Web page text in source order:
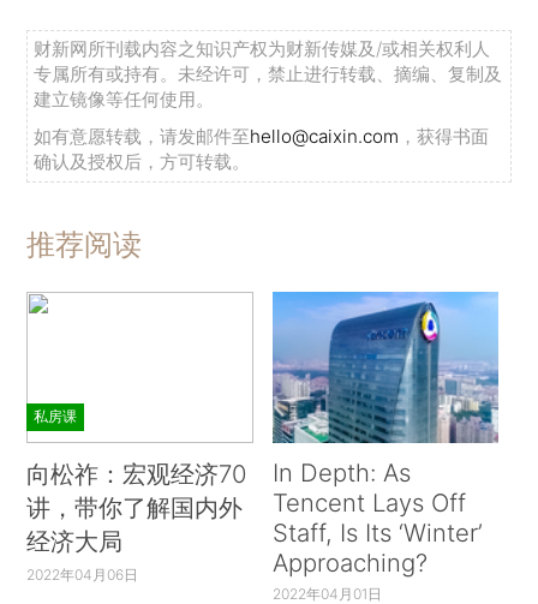
财新网所刊载内容之知识产权为财新传媒及/或相关权利人
专属所有或持有。未经许可，禁止进行转载、摘编、复制及
建立镜像等任何使用。
如有意愿转载，请发邮件至hello@caixin.com ，获得书面
确认及授权后，方可转载。
推荐阅读
私房课
向松祚：宏观经济70
讲，带你了解国内外
经济大局
2022年04月06日
In Depth: As
Tencent Lays Off
Staff, Is Its ‘Winter’
Approaching?
2022年04月01日